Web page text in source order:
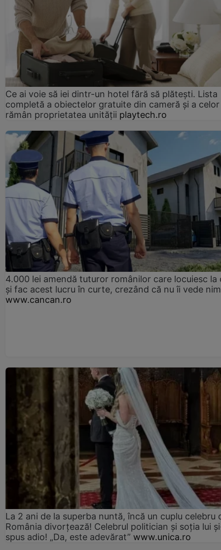
Ce ai voie să iei dintr-un hotel fără să plătești. Lista
completă a obiectelor gratuite din cameră și a
rămân proprietatea unității playtech.ro
4.000 lei amendă tuturor românilor care locuiesc la
și fac acest lucru în curte, crezând că nu îi vede
www.cancan.ro
La 2 ani de la superba nuntă, încă un cuplu celebru
România divorțează! Celebrul politician și soția lui
spus adio! „Da, este adevărat” www.unica.ro